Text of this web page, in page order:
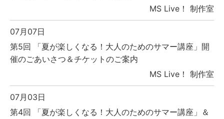
MS Live！ 制作室
07月07日
第5回 「夏が楽しくなる！大人のためのサマー講座」開
催のごあいさつ＆チケットのご案内
MS Live！ 制作室
07月03日
第4回 「夏が楽しくなる！大人のためのサマー講座」＆